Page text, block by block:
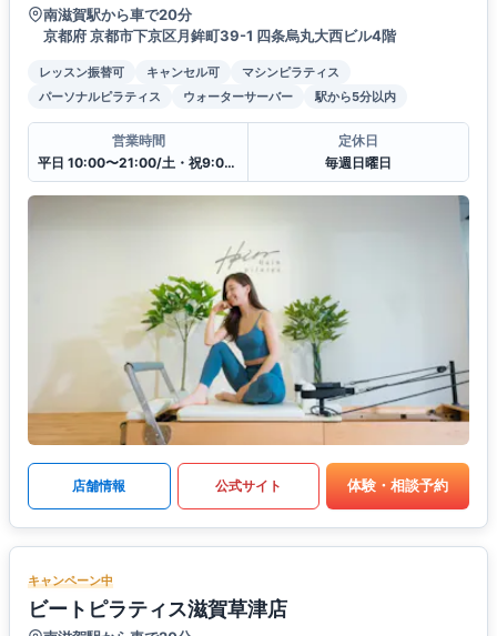
南滋賀駅から車で20分
京都府 京都市下京区月鉾町39-1 四条烏丸大西ビル4階
レッスン振替可 キャンセル可
マシンピラティス
パーソナルピラティス
ウォーターサーバー 駅から5分以内
営業時間
平日 10:00〜21:00/土・祝9:00〜20:00
定休日
毎週日曜日
店舗情報 公式サイト 体験・相談予約
キャンペーン中
ビートピラティス滋賀草津店